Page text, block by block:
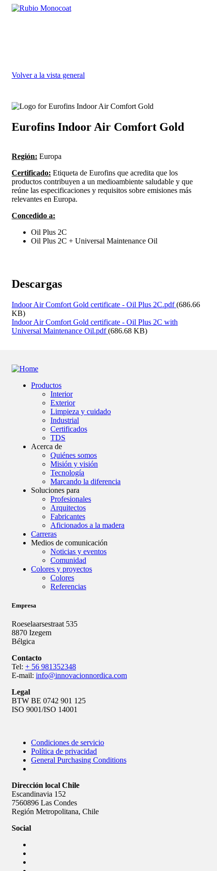
Skip
to
Volver a la vista general
Eurofins Indoor Air Comfort Gold
Región: Europa
Certificado: Etiqueta de Eurofins que acredita que los
productos contribuyen a un medioambiente saludable y que
reúne las especificaciones y requisitos sobre emisiones más
relevantes en Europa.
Concedido a:
Oil Plus 2C
Oil Plus 2C + Universal Maintenance Oil
Descargas
Indoor Air Comfort Gold certificate - Oil Plus 2C.pdf(686.66
KB)
Indoor Air Comfort Gold certificate - Oil Plus 2C with
Universal Maintenance Oil.pdf(686.68 KB)
Footer
Productos
Interior
Exterior
Limpieza y cuidado
Industrial
Certificados
TDS
Acerca de
Quiénes somos
Misión y visión
Tecnología
Marcando la diferencia
Soluciones para
Profesionales
Arquitectos
Fabricantes
Aficionados a la madera
Carreras
Medios de comunicación
Noticias y eventos
Comunidad
Colores y proyectos
Colores
Referencias
Empresa
Roeselaarsestraat 535
8870 Izegem
Bélgica
Contacto
Tel: + 56 981352348
E-mail: info@innovacionnordica.com
Legal
BTW BE 0742 901 125
ISO 9001/ISO 14001
Policy
menu
Condiciones de servicio
Política de privacidad
General Purchasing Conditions
Dirección local Chile
Escandinavia 152
7560896 Las Condes
Región Metropolitana, Chile
Social